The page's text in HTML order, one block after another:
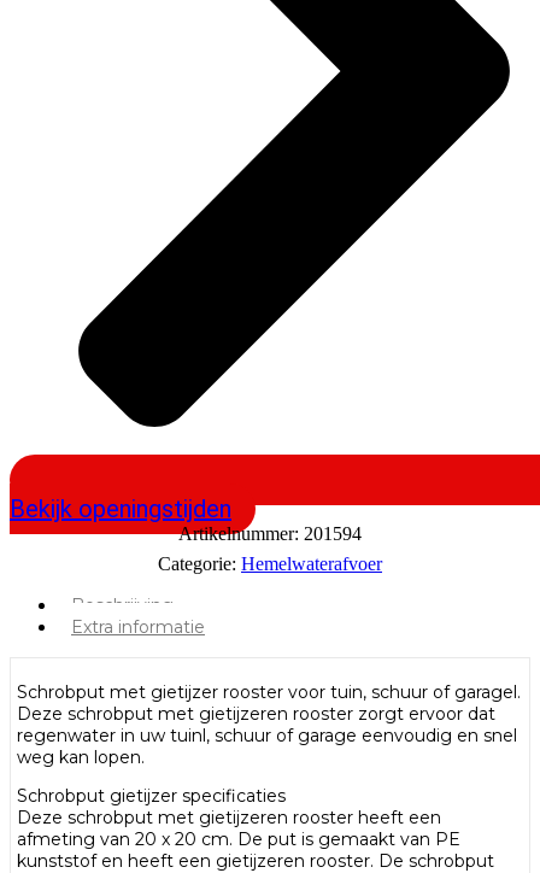
Bekijk openingstijden
Artikelnummer: 201594
Categorie: Hemelwaterafvoer
Beschrijving
Extra informatie
Schrobput met gietijzer rooster voor tuin, schuur of garagel.
Deze schrobput met gietijzeren rooster zorgt ervoor dat
regenwater in uw tuinl, schuur of garage eenvoudig en snel
weg kan lopen.
Schrobput gietijzer specificaties
Deze schrobput met gietijzeren rooster heeft een
afmeting van 20 x 20 cm. De put is gemaakt van PE
kunststof en heeft een gietijzeren rooster. De schrobput